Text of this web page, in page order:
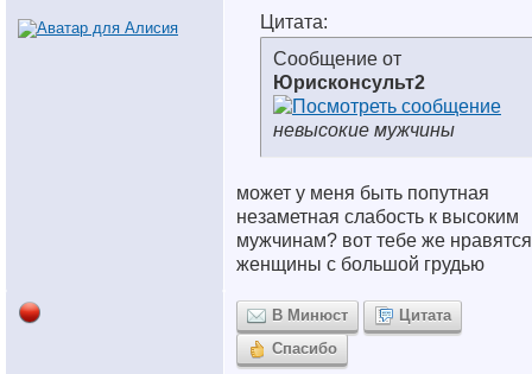
Цитата:
Сообщение от
Юрисконсульт2
невысокие мужчины
может у меня быть попутная
незаметная слабость к высоким
мужчинам? вот тебе же нравятся
женщины с большой грудью
В Минюст
Цитата
Спасибо